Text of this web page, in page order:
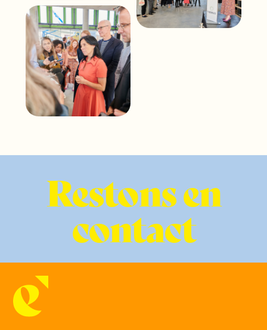
Restons en
contact